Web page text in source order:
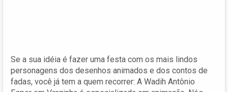
Se a sua idéia é fazer uma festa com os mais lindos
personagens dos desenhos animados e dos contos de
fadas, você já tem a quem recorrer: A Wadih Antônio